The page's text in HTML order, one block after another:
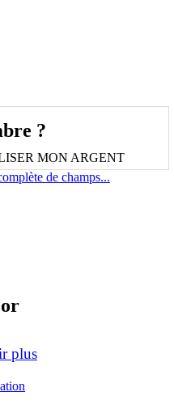
?
MON ARGENT
de champs...
plus